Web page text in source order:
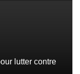
lutter contre